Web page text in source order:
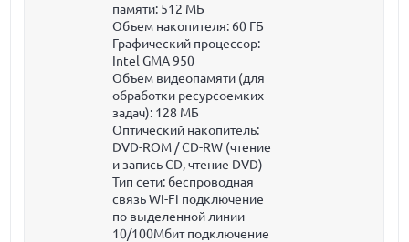
памяти: 512 МБ
Объем накопителя: 60 ГБ
Графический процессор:
Intel GMA 950
Объем видеопамяти (для
обработки ресурсоемких
задач): 128 МБ
Оптический накопитель:
DVD-ROM / CD-RW (чтение
и запись CD, чтение DVD)
Тип сети: беспроводная
связь Wi-Fi подключение
по выделенной линии
10/100Мбит подключение